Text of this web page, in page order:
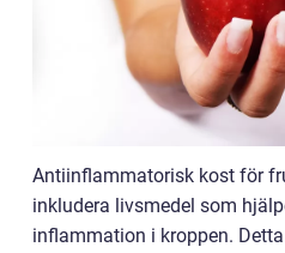
Antiinflammatorisk kost för
inkludera livsmedel som
inflammation i kroppen.